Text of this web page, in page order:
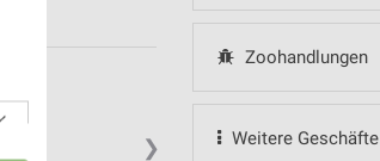
Zoohandlungen
Weitere Geschäfte
❯